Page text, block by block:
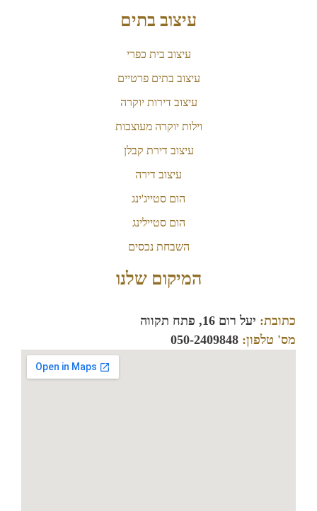
עיצוב בתים
עיצוב בית כפרי
עיצוב בתים פרטיים
עיצוב דירות יוקרה
וילות יוקרה מעוצבות
עיצוב דירת קבלן
עיצוב דירה
הום סטייג'ינג
הום סטיילינג
השבחת נכסים
המיקום שלנו
כתובת: יעל רום 16, פתח תקווה
מס' טלפון: 050-2409848